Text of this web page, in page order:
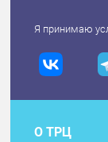
Я принимаю
О ТРЦ